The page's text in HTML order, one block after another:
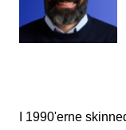
auktioner, du ikke
I 1990'erne